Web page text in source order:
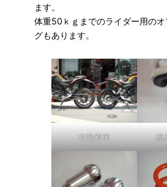
ます。
体重50ｋｇまでのライダー用の
グもあります。
右装着車 組